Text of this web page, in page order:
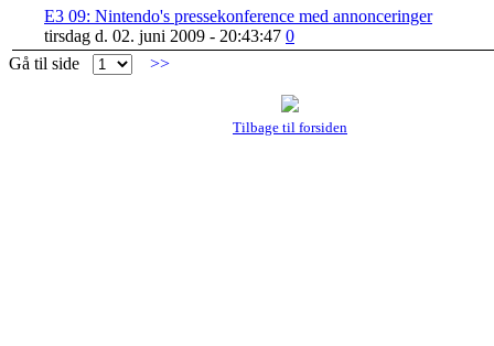
E3 09: Nintendo's pressekonference med annonceringer
tirsdag d. 02. juni 2009 - 20:43:47 0
Gå til side
>>
Tilbage til forsiden